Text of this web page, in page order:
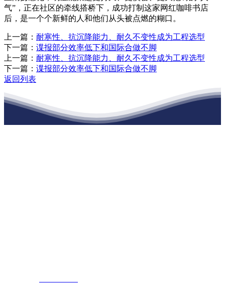
气”，正在社区的牵线搭桥下，成功打制这家网红咖啡书店
后，是一个个新鲜的人和他们从头被点燃的糊口。
上一篇： 耐寒性、抗沉降能力、耐久不变性成为工程选型
下一篇： 谍报部分效率低下和国际合做不脚
上一篇： 耐寒性、抗沉降能力、耐久不变性成为工程选型
下一篇： 谍报部分效率低下和国际合做不脚
返回列表